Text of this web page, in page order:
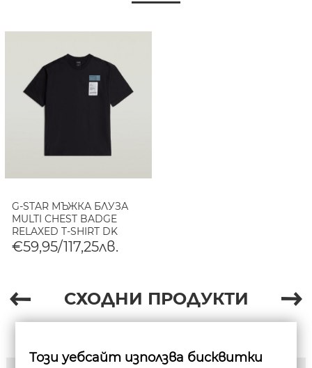
G-STAR МЪЖКА БЛУЗА
MULTI CHEST BADGE
RELAXED T-SHIRT DK
BLACK
€59,95/117,25лв.
СХОДНИ ПРОДУКТИ
Този уебсайт използва бисквитки